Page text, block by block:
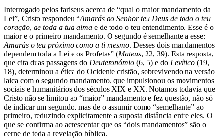
Interrogado pelos fariseus acerca de “qual o maior mandamento da
Lei”, Cristo respondeu “Amarás ao Senhor teu Deus de todo o teu
coração, de toda a tua alma e de todo o teu entendimento. Esse é o
maior e o primeiro mandamento. O segundo é semelhante a esse:
Amarás o teu próximo como a ti mesmo. Desses dois mandamentos
dependem toda a Lei e os Profetas” (Mateus, 22, 39). Esta resposta,
que cita duas passagens do Deuteronómio (6, 5) e do Levítico (19,
18), determinou a ética do Ocidente cristão, sobrevivendo na versão
laica com o segundo mandamento, que impulsionou os movimentos
sociais e humanitários dos séculos XIX e XX. Notamos todavia que
Cristo não se limitou ao “maior” mandamento e fez questão, não só
de indicar um segundo, mas de o assumir como “semelhante” ao
primeiro, reduzindo explicitamente a suposta distância entre eles. O
que se confirma ao acrescentar que os “dois mandamentos” são o
cerne de toda a revelação bíblica.